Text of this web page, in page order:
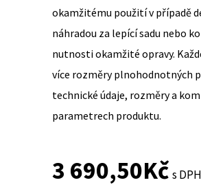
okamžitému použití v případě
náhradou za lepící sadu nebo
nutnosti okamžité opravy.
více rozměry plnohodnotných
technické údaje, rozměry a
parametrech produktu.
3 690,50Kč s DPH